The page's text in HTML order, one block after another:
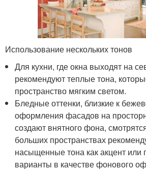
Использование нескольких тонов
Для кухни, где окна выходят на
рекомендуют теплые тона,
пространство мягким светом.
Бледные оттенки, близкие к
оформления фасадов на
создают внятного фона,
больших пространствах
насыщенные тона как акцент или
варианты в качестве фонового